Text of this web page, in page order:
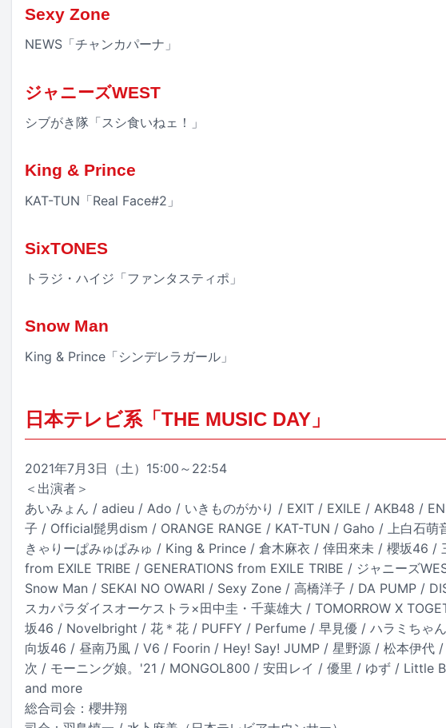
Sexy Zone
NEWS「チャンカパーナ」
ジャニーズWEST
シブがき隊「スシ食いねェ！」
King & Prince
KAT-TUN「Real Face#2」
SixTONES
トラジ・ハイジ「ファンタスティポ」
Snow Man
King & Prince「シンデレラガール」
日本テレビ系「THE MUSIC DAY」
2021年7月3日（土）15:00～22:54
＜出演者＞
あいみょん / adieu / Ado / いきものがかり / EXIT / EXILE / AKB48 /
子 / Official髭男dism / ORANGE RANGE / KAT-TUN / Gaho / 上白石
きゃりーぱみゅぱみゅ / King & Prince / 倉木麻衣 / 倖田來未 / 櫻坂46 /
from EXILE TRIBE / GENERATIONS from EXILE TRIBE / ジャニーズ
Snow Man / SEKAI NO OWARI / Sexy Zone / 高橋洋子 / DA PUMP /
スカパラダイスオーケストラ×田中圭・千葉雄大 / TOMORROW X
坂46 / Novelbright / 花＊花 / PUFFY / Perfume / 早見優 / ハラミちゃ
向坂46 / 昼南乃風 / V6 / Foorin / Hey! Say! JUMP / 星野源 / 松本伊代
次 / モーニング娘。'21 / MONGOL800 / 安田レイ / 優里 / ゆず / Little
and more
総合司会：櫻井翔